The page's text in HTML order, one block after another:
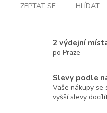
ZEPTAT SE HLÍDAT
2 výdejní
po Praze
Slevy podle
Vaše nákupy se
vyšší slevy